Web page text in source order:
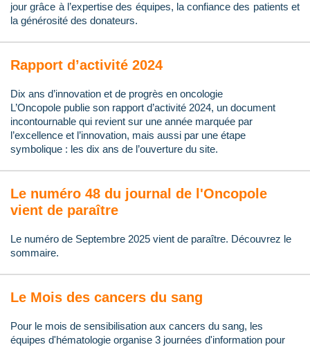
jour grâce à l’expertise des équipes, la confiance des patients et
la générosité des donateurs.
Rapport d’activité 2024
Dix ans d’innovation et de progrès en oncologie
L’Oncopole publie son rapport d’activité 2024, un document
incontournable qui revient sur une année marquée par
l’excellence et l’innovation, mais aussi par une étape
symbolique : les dix ans de l’ouverture du site.
Le numéro 48 du journal de l'Oncopole
vient de paraître
Le numéro de Septembre 2025 vient de paraître. Découvrez le
sommaire.
Le Mois des cancers du sang
Pour le mois de sensibilisation aux cancers du sang, les
équipes d'hématologie organise 3 journées d'information pour